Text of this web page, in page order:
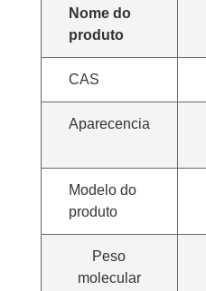
Nome do
produto
CAS
Aparecencia
Modelo do
produto
Peso
molecular